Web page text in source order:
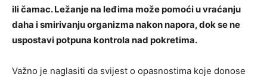
ili čamac. Ležanje na leđima može pomoći u vraćanju
daha i smirivanju organizma nakon napora, dok se ne
uspostavi potpuna kontrola nad pokretima.
Važno je naglasiti da svijest o opasnostima koje donose